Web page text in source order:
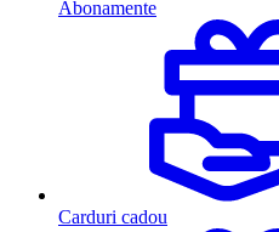
Abonamente
Carduri cadou